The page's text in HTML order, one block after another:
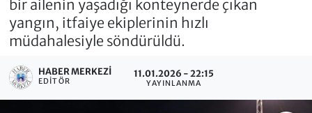
bir ailenin yaşadığı konteynerde çıkan
yangın, itfaiye ekiplerinin hızlı
müdahalesiyle söndürüldü.
HABER MERKEZI
EDITÖR
11.01.2026 - 22:15
YAYINLANMA
Haber Arşivi